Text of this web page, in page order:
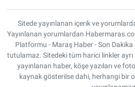
Sitede yayınlanan içerik ve
Yayınlanan yorumlardan
Platformu - Maraş Haber - Son
tutulamaz. Sitedeki tüm harici linkler ayrı
yayınlanan haber, köşe yazıları ve
kaynak gösterilse dahi, herhangi bir